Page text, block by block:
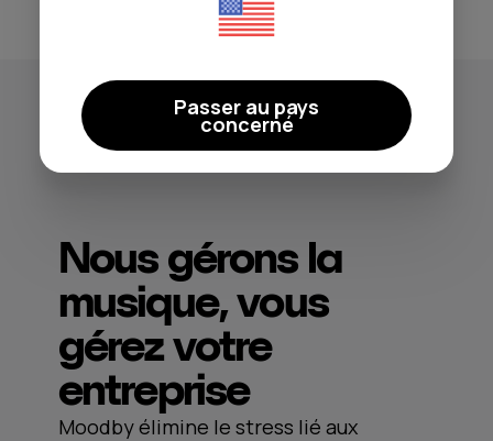
Nous gérons la
musique, vous
gérez votre
entreprise
Moodby élimine le stress lié aux
Passer au pays
concerné